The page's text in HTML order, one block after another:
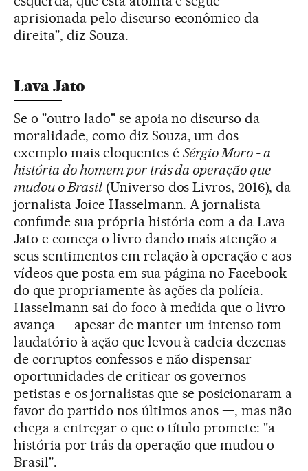
aprisionada pelo discurso econômico da
direita", diz Souza.
Lava Jato
Se o "outro lado" se apoia no discurso da
moralidade, como diz Souza, um dos
exemplo mais eloquentes é Sérgio Moro - a
história do homem por trás da operação que
mudou o Brasil(Universo dos Livros, 2016), da
jornalista Joice Hasselmann. A jornalista
confunde sua própria história com a da Lava
Jato e começa o livro dando mais atenção a
seus sentimentos em relação à operação e aos
vídeos que posta em sua página no Facebook
do que propriamente às ações da polícia.
Hasselmann sai do foco à medida que o livro
avança — apesar de manter um intenso tom
laudatório à ação que levou à cadeia dezenas
de corruptos confessos e não dispensar
oportunidades de criticar os governos
petistas e os jornalistas que se posicionaram a
favor do partido nos últimos anos —, mas não
chega a entregar o que o título promete: "a
história por trás da operação que mudou o
Brasil".